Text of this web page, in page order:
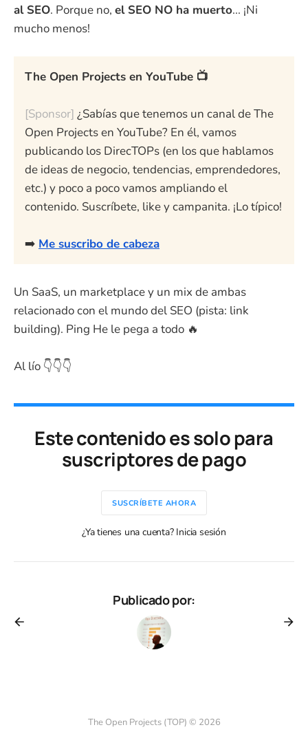
al SEO. Porque no, el SEO NO ha muerto... ¡Ni
mucho menos!
The Open Projects en YouTube 📺
[Sponsor] ¿Sabías que tenemos un canal de The
Open Projects en YouTube? En él, vamos
publicando los DirecTOPs (en los que hablamos
de ideas de negocio, tendencias, emprendedores,
etc.) y poco a poco vamos ampliando el
contenido. Suscríbete, like y campanita. ¡Lo típico!
➡️ Me suscribo de cabeza
Un SaaS, un marketplace y un mix de ambas
relacionado con el mundo del SEO (pista: link
building). Ping He le pega a todo 🔥
Al lío 👇👇👇
Este contenido es solo para
suscriptores de pago
SUSCRÍBETE AHORA
¿Ya tienes una cuenta? Inicia sesión
Publicado por:
The Open Projects (TOP) © 2026